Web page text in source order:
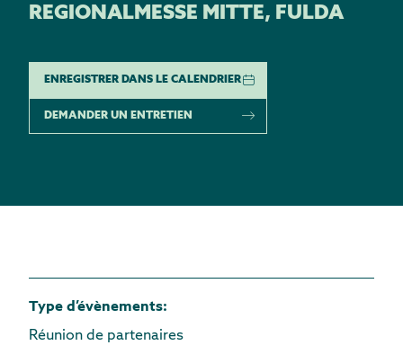
REGIONALMESSE MITTE, FULDA
ENREGISTRER DANS LE CALENDRIER
DEMANDER UN ENTRETIEN
Type d’évènements:
Réunion de partenaires